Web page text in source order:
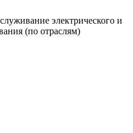
электрического и
(по отраслям)